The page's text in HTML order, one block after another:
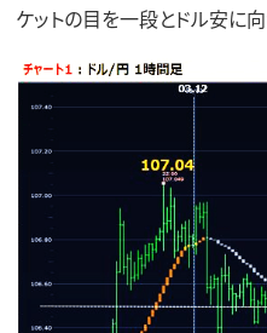
ケットの目を一段とドル安に